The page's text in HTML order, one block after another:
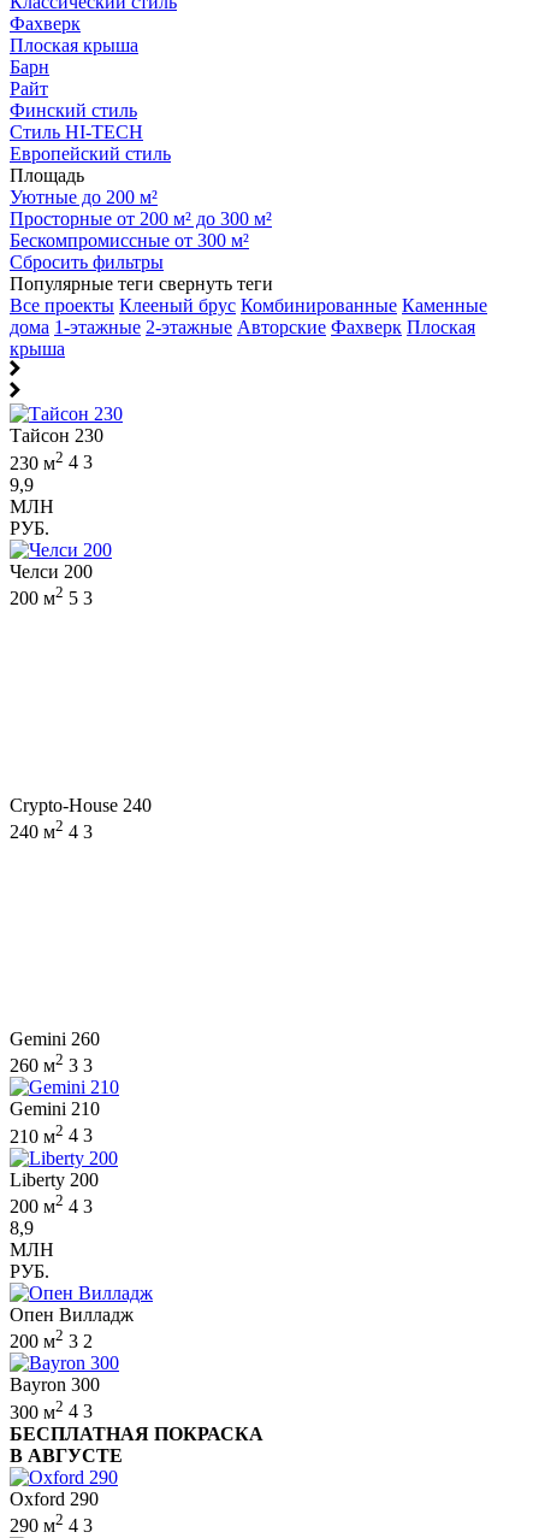
Фахверк
Плоская крыша
Барн
Райт
Финский стиль
Стиль HI-TECH
Европейский стиль
Площадь
Уютные до 200 м²
Просторные от 200 м² до 300 м²
Бескомпромиссные от 300 м²
Сбросить фильтры
Популярные теги свернуть теги
Все проекты Клееный брус Комбинированные Каменные
дома 1-этажные 2-этажные Авторские Фахверк Плоская
крыша
Тайсон 230
230 м2 4 3
9,9
МЛН
РУБ.
Челси 200
200 м2 5 3
Crypto-House 240
240 м2 4 3
Gemini 260
260 м2 3 3
Gemini 210
210 м2 4 3
Liberty 200
200 м2 4 3
8,9
МЛН
РУБ.
Опен Вилладж
200 м2 3 2
Bayron 300
300 м2 4 3
БЕСПЛАТНАЯ ПОКРАСКА
В АВГУСТЕ
Oxford 290
290 м2 4 3